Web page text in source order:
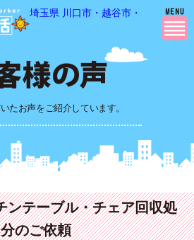
埼玉県 川口市・越谷市・さいたま
たお声をご紹介しています。
ンテーブル・チェア回収処
分のご依頼